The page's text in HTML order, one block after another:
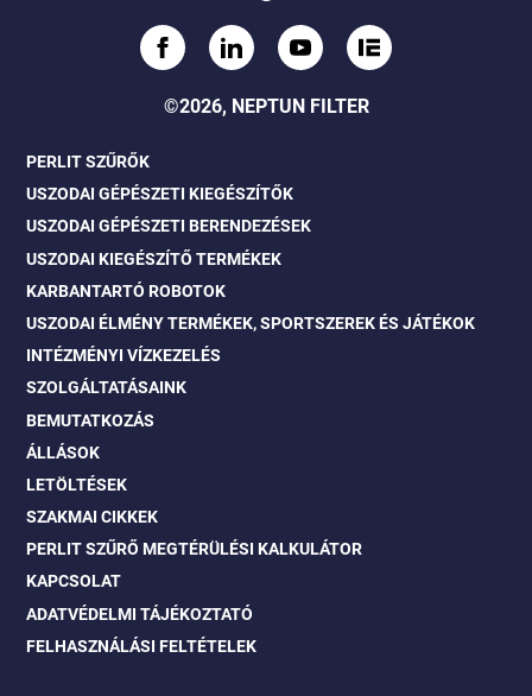
©2026, NEPTUN FILTER
PERLIT SZŰRŐK
USZODAI GÉPÉSZETI KIEGÉSZÍTŐK
USZODAI GÉPÉSZETI BERENDEZÉSEK
USZODAI KIEGÉSZÍTŐ TERMÉKEK
KARBANTARTÓ ROBOTOK
USZODAI ÉLMÉNY TERMÉKEK, SPORTSZEREK ÉS JÁTÉKOK
INTÉZMÉNYI VÍZKEZELÉS
SZOLGÁLTATÁSAINK
BEMUTATKOZÁS
ÁLLÁSOK
LETÖLTÉSEK
SZAKMAI CIKKEK
PERLIT SZŰRŐ MEGTÉRÜLÉSI KALKULÁTOR
KAPCSOLAT
ADATVÉDELMI TÁJÉKOZTATÓ
FELHASZNÁLÁSI FELTÉTELEK